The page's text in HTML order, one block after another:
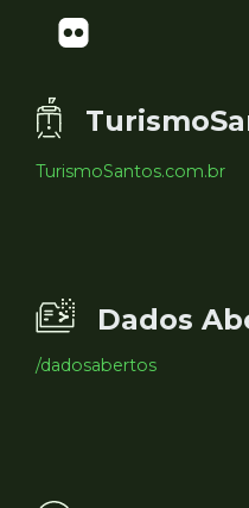
TurismoSantos.com.br
Dados
/dadosabertos